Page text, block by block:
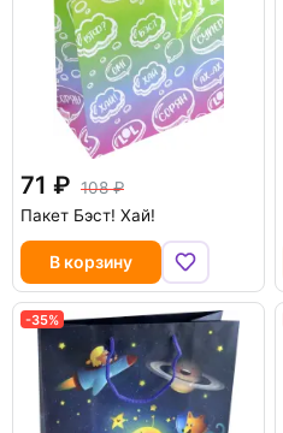
71
108
Пакет Бэст! Хай!
В корзину
-35%